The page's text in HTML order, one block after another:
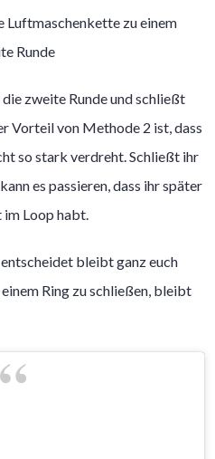
zu einem
Runde
zweite Runde und schließt
Vorteil von Methode 2 ist, dass
so stark verdreht. Schließt ihr
es passieren, dass ihr später
Loop habt.
bleibt ganz euch
Ring zu schließen, bleibt